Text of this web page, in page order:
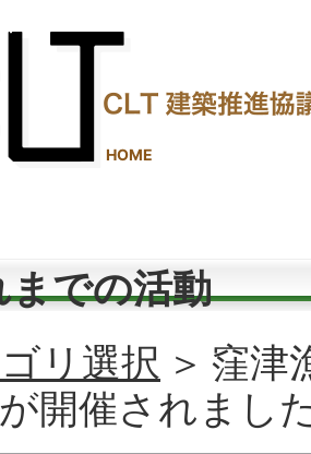
HOME
までの活動
リ選択 ＞ 窪津
開催されまし